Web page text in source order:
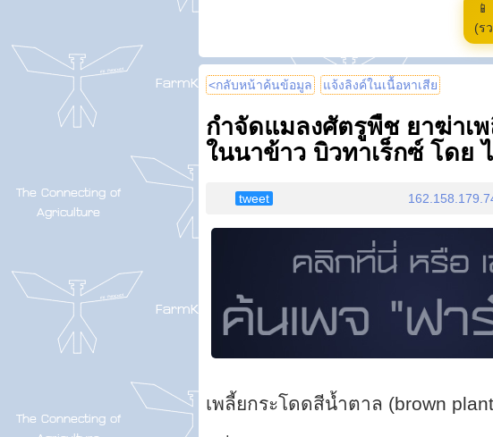
(ร
<กลับหน้าค้นข้อมูล แจ้งลิงค์ในเนื้อหาเสีย
กำจัดแมลงศัตรูพืช ยาฆ่าเ
ในนาข้าว บิวทาเร็กซ์ โดย
tweet
เพลี้ยกระโดดสีน้ำตาล (brown